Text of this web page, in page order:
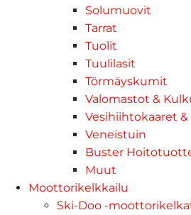
Solumuovit
Tarrat
Tuolit
Tuulilasit
Törmäyskumit
Valomastot &
Vesihiihtokaaret
Veneistuin
Buster
Muut
Moottorikelkkailu
Ski-Doo -